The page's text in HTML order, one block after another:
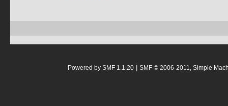
Powered by SMF 1.1.20 | SMF © 2006-2011, Simple